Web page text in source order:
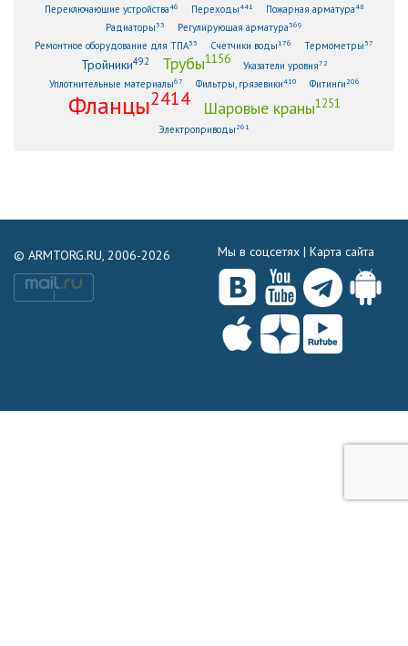
Переключающие устройства46 Переходы441 Пожарная арматура48
Радиаторы33 Регулирующая арматура369
Ремонтное оборудование для ТПА53 Счетчики воды176 Термометры 57
Тройники492 Трубы1156 Указатели уровня72
Уплотнительные материалы67 Фильтры, грязевики410 Фитинги 206
Фланцы2414 Шаровые краны1251
Электроприводы 261
© ARMTORG.RU, 2006-2026 Мы в соцсетях | Карта сайта